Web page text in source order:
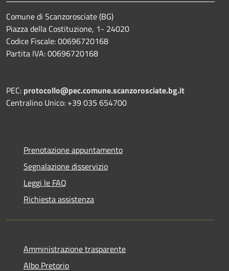
Comune di Scanzorosciate (BG)
Piazza della Costituzione, 1- 24020
Codice Fiscale: 00696720168
Partita IVA: 00696720168
PEC: protocollo@pec.comune.scanzorosciate.bg.it
Centralino Unico: +39 035 654700
Prenotazione appuntamento
Segnalazione disservizio
Leggi le FAQ
Richiesta assistenza
Amministrazione trasparente
Albo Pretorio